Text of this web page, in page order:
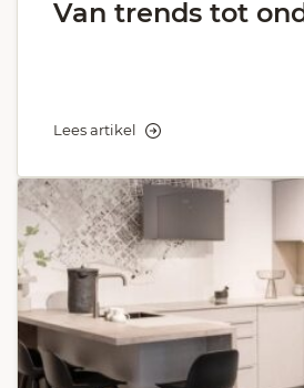
Van trends tot
Lees artikel